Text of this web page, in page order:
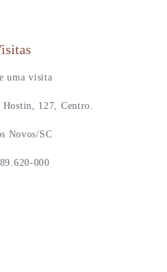
uma visita
127, Centro.
Novos/SC
000